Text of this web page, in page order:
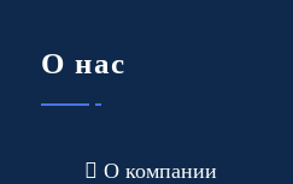
О нас
О компании